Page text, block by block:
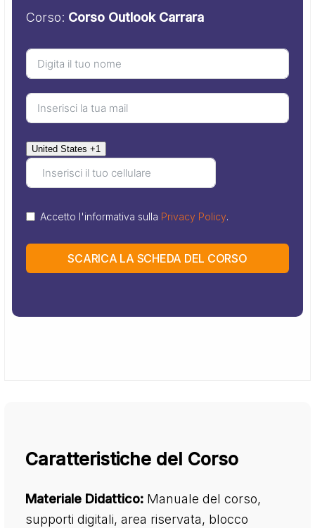
Corso: Corso Outlook Carrara
United States +1
Accetto l'informativa sulla Privacy Policy.
SCARICA LA SCHEDA DEL CORSO
Caratteristiche del Corso
Materiale Didattico: Manuale del corso,
supporti digitali, area riservata, blocco